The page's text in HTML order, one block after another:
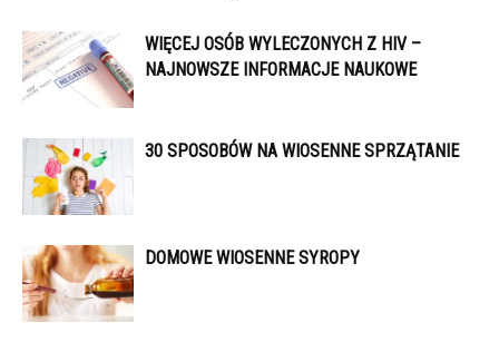
WIĘCEJ OSÓB WYLECZONYCH Z HIV –
NAJNOWSZE INFORMACJE NAUKOWE
30 SPOSOBÓW NA WIOSENNE SPRZĄTANIE
DOMOWE WIOSENNE SYROPY